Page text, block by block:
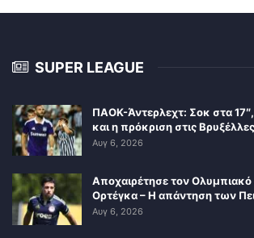
SUPER LEAGUE
ΠΑΟΚ-Άντερλεχτ: Σοκ στα
και η πρόκριση στις Βρυξέλλες
Αυγ 6, 2026
Αποχαιρέτησε τον
Ορτέγκα – Η απάντηση των
Αυγ 6, 2026